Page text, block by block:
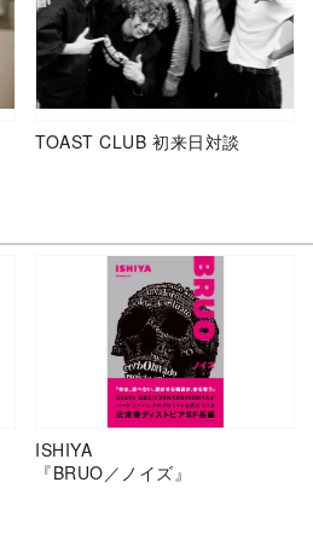
TOAST CLUB 初来日対談
ISHIYA
『BRUO／ノイズ』